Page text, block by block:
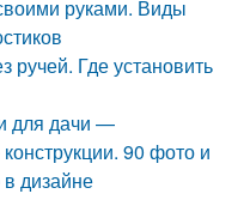
руками. Виды
ручей. Где установить
для дачи —
90 фото и
дизайне